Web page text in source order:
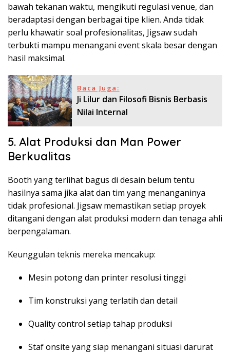
bawah tekanan waktu, mengikuti regulasi venue, dan
beradaptasi dengan berbagai tipe klien. Anda tidak
perlu khawatir soal profesionalitas, Jigsaw sudah
terbukti mampu menangani event skala besar dengan
hasil maksimal.
Baca Juga:
Ji Lilur dan Filosofi Bisnis Berbasis
Nilai Internal
5. Alat Produksi dan Man Power
Berkualitas
Booth yang terlihat bagus di desain belum tentu
hasilnya sama jika alat dan tim yang menanganinya
tidak profesional. Jigsaw memastikan setiap proyek
ditangani dengan alat produksi modern dan tenaga ahli
berpengalaman.
Keunggulan teknis mereka mencakup:
Mesin potong dan printer resolusi tinggi
Tim konstruksi yang terlatih dan detail
Quality control setiap tahap produksi
Staf onsite yang siap menangani situasi darurat